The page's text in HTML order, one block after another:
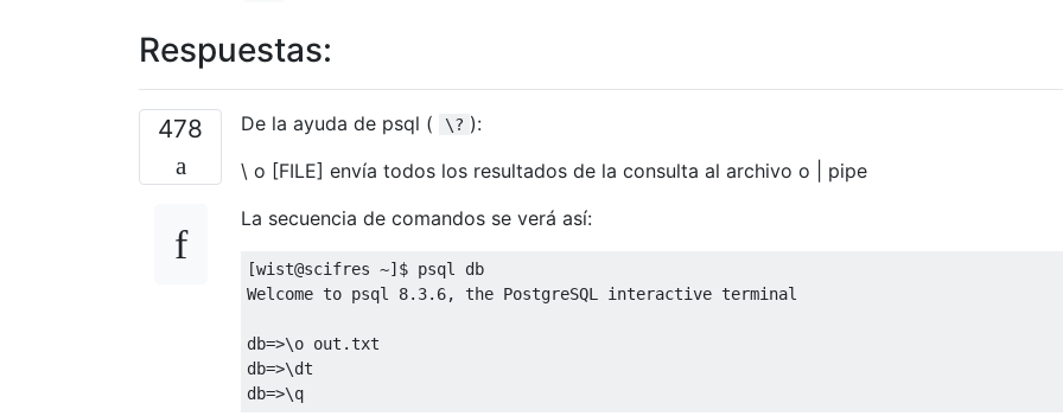
Respuestas:
478 De la ayuda de psql ( \? ):
\ o [FILE] envía todos los resultados de la consulta al archivo o | pipe
La secuencia de comandos se verá así:
[wist@scifres ~]$ psql db
Welcome to psql 8.3.6, the PostgreSQL interactive terminal
db=>\o out .txt
db=>\dt
db=>\q